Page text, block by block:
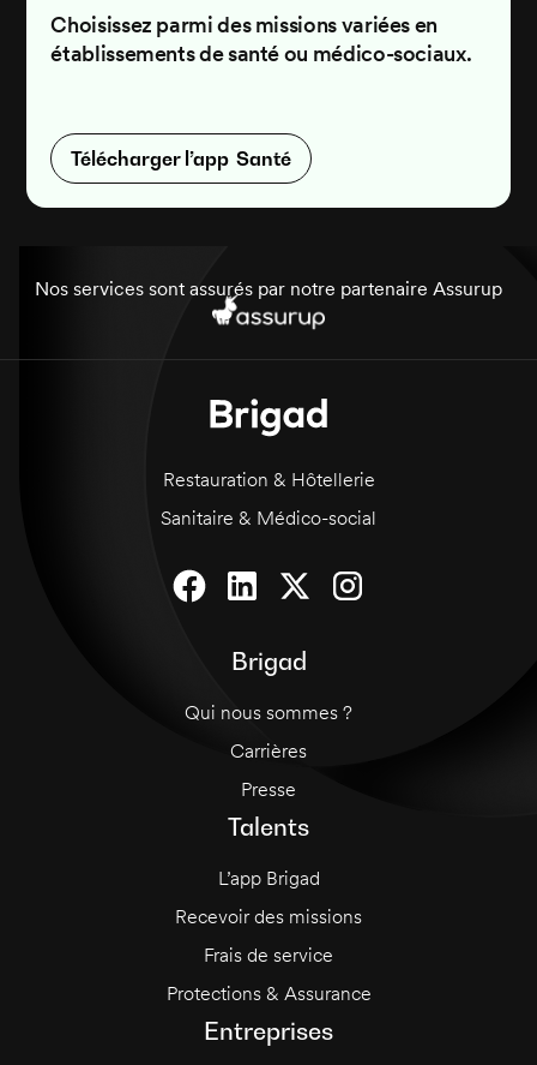
Choisissez parmi des missions variées en
établissements de santé ou médico-sociaux.
Télécharger l’app Santé
Nos services sont assurés par notre partenaire Assurup
Restauration & Hôtellerie
Sanitaire & Médico-social
Brigad
Qui nous sommes ?
Carrières
Presse
Talents
L’app Brigad
Recevoir des missions
Frais de service
Protections & Assurance
Entreprises